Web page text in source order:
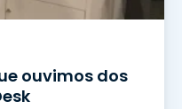
ouvimos dos